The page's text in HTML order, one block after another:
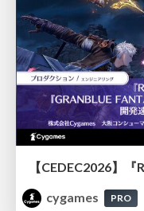
cygames
PRO